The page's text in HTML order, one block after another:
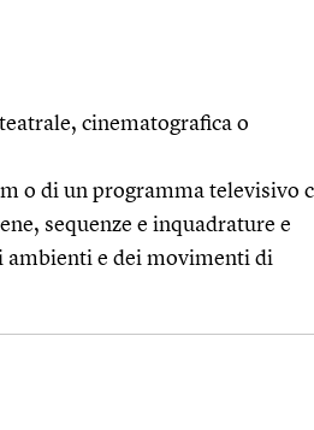
cinematografica o
o di un programma televisivo
sequenze e inquadrature e
ambienti e dei movimenti di